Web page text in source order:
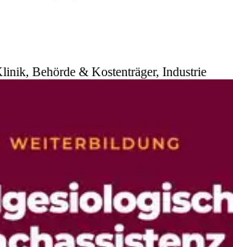
Behörde & Kostenträger, Industrie